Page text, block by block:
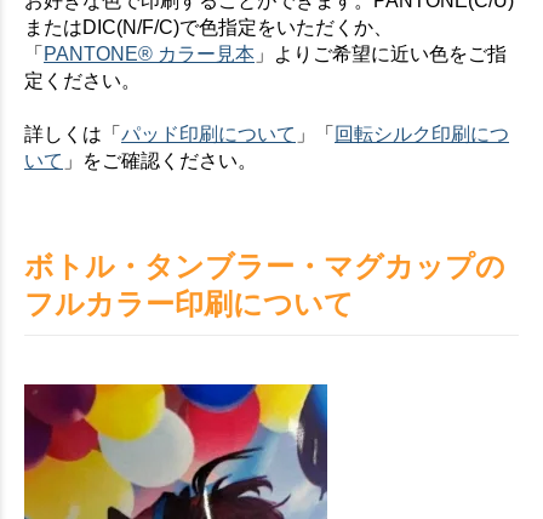
お買い物を続ける カートへ進む
またはDIC(N/F/C)で色指定をいただくか、
「 PANTONE® カラー見本 」よりご希望に近い色をご指
定ください。
詳しくは「 パッド印刷について 」「 回転シルク印刷につ
いて 」をご確認ください。
ボトル・タンブラー・マグカップの
フルカラー印刷について